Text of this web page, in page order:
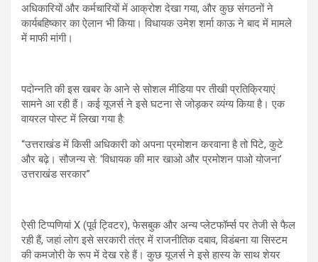
अधिकारियों और कर्मचारियों में आक्रोश देखा गया, और कुछ संगठनों ने
कार्यबहिष्कार का ऐलान भी किया। विधायक उमेश शर्मा काऊ ने बाद में मामले
में माफी मांगी।
पदोन्नति की इस खबर के आने से सोशल मीडिया पर तीखी प्रतिक्रियाएं
सामने आ रही हैं। कई यूजर्स ने इसे घटना से जोड़कर व्यंग्य किया है। एक
वायरल पोस्ट में लिखा गया है:
“उत्तराखंड में किसी अधिकारी को अपना प्रमोशन करवाना है तो पिटे, कुटे
और बढ़े। सौजन्य से: ‘विधायक की मार खाओ और प्रमोशन पाओ योजना’
उत्तराखंड सरकार”
ऐसी टिप्पणियां X (पूर्व ट्विटर), फेसबुक और अन्य प्लेटफॉर्म्स पर तेजी से फैल
रही हैं, जहां लोग इसे सरकारी तंत्र में राजनीतिक दबाव, विडंबना या सिस्टम
की कमजोरी के रूप में देख रहे हैं। कुछ यूजर्स ने इसे हास्य के साथ शेयर